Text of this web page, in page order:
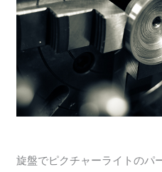
旋盤でピクチャーライトのパ